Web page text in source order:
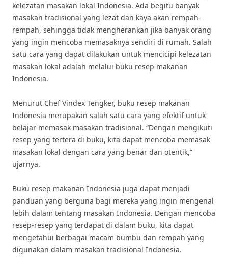
kelezatan masakan lokal Indonesia. Ada begitu banyak
masakan tradisional yang lezat dan kaya akan rempah-
rempah, sehingga tidak mengherankan jika banyak orang
yang ingin mencoba memasaknya sendiri di rumah. Salah
satu cara yang dapat dilakukan untuk mencicipi kelezatan
masakan lokal adalah melalui buku resep makanan
Indonesia.
Menurut Chef Vindex Tengker, buku resep makanan
Indonesia merupakan salah satu cara yang efektif untuk
belajar memasak masakan tradisional. “Dengan mengikuti
resep yang tertera di buku, kita dapat mencoba memasak
masakan lokal dengan cara yang benar dan otentik,”
ujarnya.
Buku resep makanan Indonesia juga dapat menjadi
panduan yang berguna bagi mereka yang ingin mengenal
lebih dalam tentang masakan Indonesia. Dengan mencoba
resep-resep yang terdapat di dalam buku, kita dapat
mengetahui berbagai macam bumbu dan rempah yang
digunakan dalam masakan tradisional Indonesia.